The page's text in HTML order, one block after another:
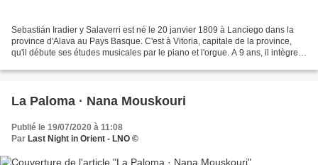
Sebastián Iradier y Salaverri est né le 20 janvier 1809 à Lanciego dans la
province d'Alava au Pays Basque. C'est à Vitoria, capitale de la province,
qu'il débute ses études musicales par le piano et l'orgue. A 9 ans, il intègre
La Paloma · Nana Mouskouri
Publié le 19/07/2020 à 11:08
Par Last Night in Orient - LNO ©